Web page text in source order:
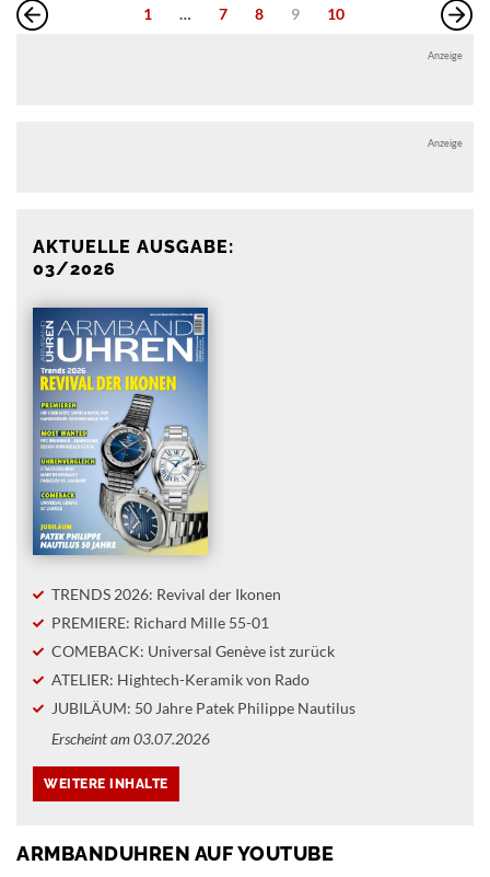
1 … 7 8 9 10
Anzeige
Anzeige
AKTUELLE AUSGABE:
03/2026
TRENDS 2026: Revival der Ikonen
PREMIERE: Richard Mille 55-01
COMEBACK: Universal Genève ist zurück
ATELIER: Hightech-Keramik von Rado
JUBILÄUM: 50 Jahre Patek Philippe Nautilus
Erscheint am 03.07.2026
ARMBANDUHREN AUF YOUTUBE